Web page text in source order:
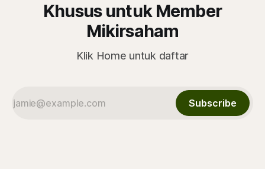
Khusus untuk Member
Mikirsaham
Klik Home untuk daftar
Subscribe